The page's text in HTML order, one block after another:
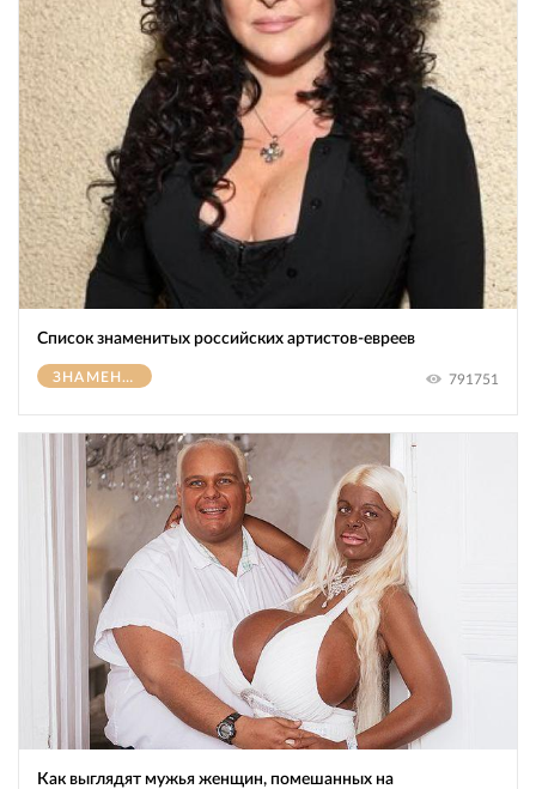
Список знаменитых российских артистов-евреев
ЗНАМЕНИТОСТИ 791751
Как выглядят мужья женщин, помешанных на